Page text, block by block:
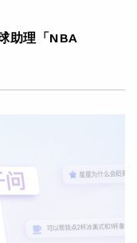
助理「NBA